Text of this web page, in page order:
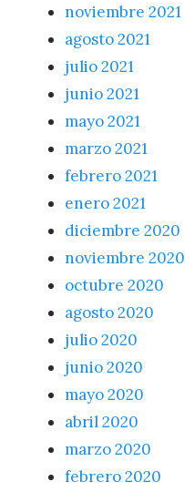
noviembre 2021
agosto 2021
julio 2021
junio 2021
mayo 2021
marzo 2021
febrero 2021
enero 2021
diciembre 2020
noviembre 2020
octubre 2020
agosto 2020
julio 2020
junio 2020
mayo 2020
abril 2020
marzo 2020
febrero 2020